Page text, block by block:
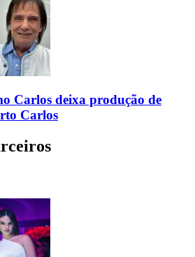
Carlos deixa produção de
Carlos